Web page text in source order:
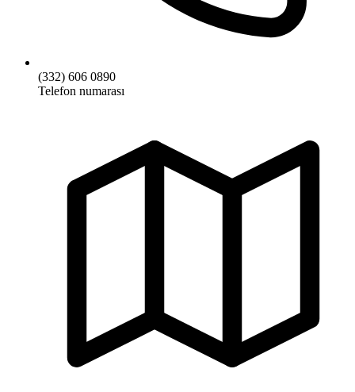
(332) 606 0890
Telefon numarası